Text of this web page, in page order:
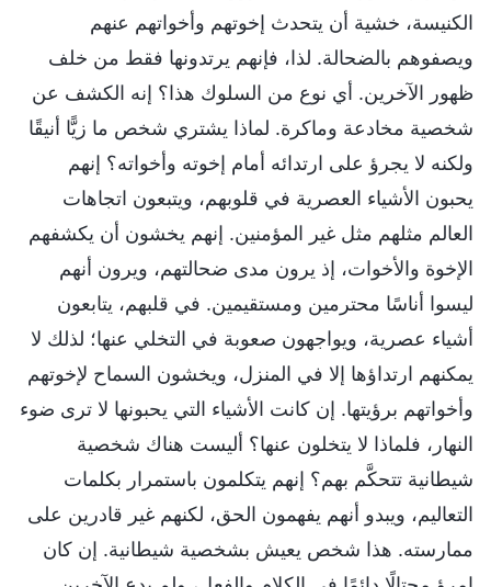
الكنيسة، خشية أن يتحدث إخوتهم وأخواتهم عنهم
ويصفوهم بالضحالة. لذا، فإنهم يرتدونها فقط من خلف
ظهور الآخرين. أي نوع من السلوك هذا؟ إنه الكشف عن
شخصية مخادعة وماكرة. لماذا يشتري شخص ما زيًّا أنيقًا
ولكنه لا يجرؤ على ارتدائه أمام إخوته وأخواته؟ إنهم
يحبون الأشياء العصرية في قلوبهم، ويتبعون اتجاهات
العالم مثلهم مثل غير المؤمنين. إنهم يخشون أن يكشفهم
الإخوة والأخوات، إذ يرون مدى ضحالتهم، ويرون أنهم
ليسوا أناسًا محترمين ومستقيمين. في قلبهم، يتابعون
أشياء عصرية، ويواجهون صعوبة في التخلي عنها؛ لذلك لا
يمكنهم ارتداؤها إلا في المنزل، ويخشون السماح لإخوتهم
وأخواتهم برؤيتها. إن كانت الأشياء التي يحبونها لا ترى ضوء
النهار، فلماذا لا يتخلون عنها؟ أليست هناك شخصية
شيطانية تتحكَّم بهم؟ إنهم يتكلمون باستمرار بكلمات
التعاليم، ويبدو أنهم يفهمون الحق، لكنهم غير قادرين على
ممارسته. هذا شخص يعيش بشخصية شيطانية. إن كان